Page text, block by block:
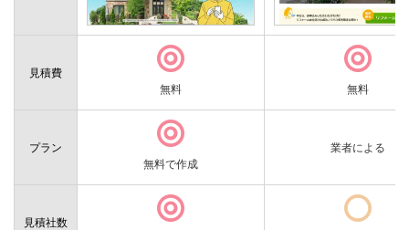
見積費
無料
無料
プラン
無料で作成
業者による
見積社数